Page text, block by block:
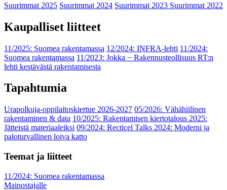
Suurimmat 2025 Suurimmat 2024 Suurimmat 2023 Suurimmat 2022
Kaupalliset liitteet
11/2025: Suomea rakentamassa 12/2024: INFRA-lehti 11/2024:
Suomea rakentamassa 11/2023: Jokka − Rakennusteollisuus RT:n
lehti kestävästä rakentamisesta
Tapahtumia
Urapolkuja-oppilaitoskiertue 2026-2027 05/2026: Vähähiilinen
rakentaminen & data 10/2025: Rakentamisen kiertotalous 2025:
Jätteistä materiaaleiksi 09/2024: Recticel Talks 2024: Moderni ja
paloturvallinen loiva katto
Teemat ja liitteet
11/2024: Suomea rakentamassa
Mainostajalle